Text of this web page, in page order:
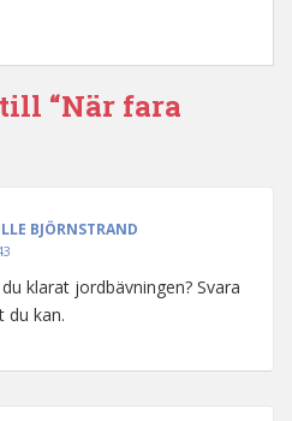
“När fara
BJÖRNSTRAND
klarat jordbävningen? Svara
du kan.